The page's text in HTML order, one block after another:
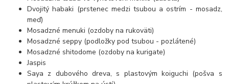
Dvojitý habaki (prstenec medzi tsubou a ostrím - mosadz,
meď)
Mosadzné menuki (ozdoby na rukoväti)
Mosadzné seppy (podložky pod tsubou - pozlátené)
Mosadzné shitodome (ozdoby na kurigate)
Jaspis
Saya z dubového dreva, s plastovým koiguchi (pošva s